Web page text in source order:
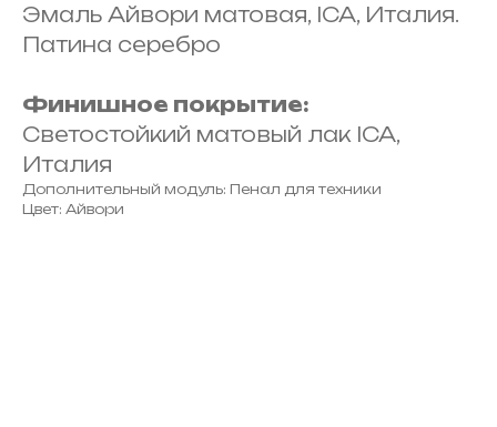
Эмаль Айвори матовая, ICA, Италия.
Патина серебро
Финишное покрытие:
Светостойкий матовый лак ICA,
Италия
Дополнительный модуль: Пенал для техники
Цвет: Айвори